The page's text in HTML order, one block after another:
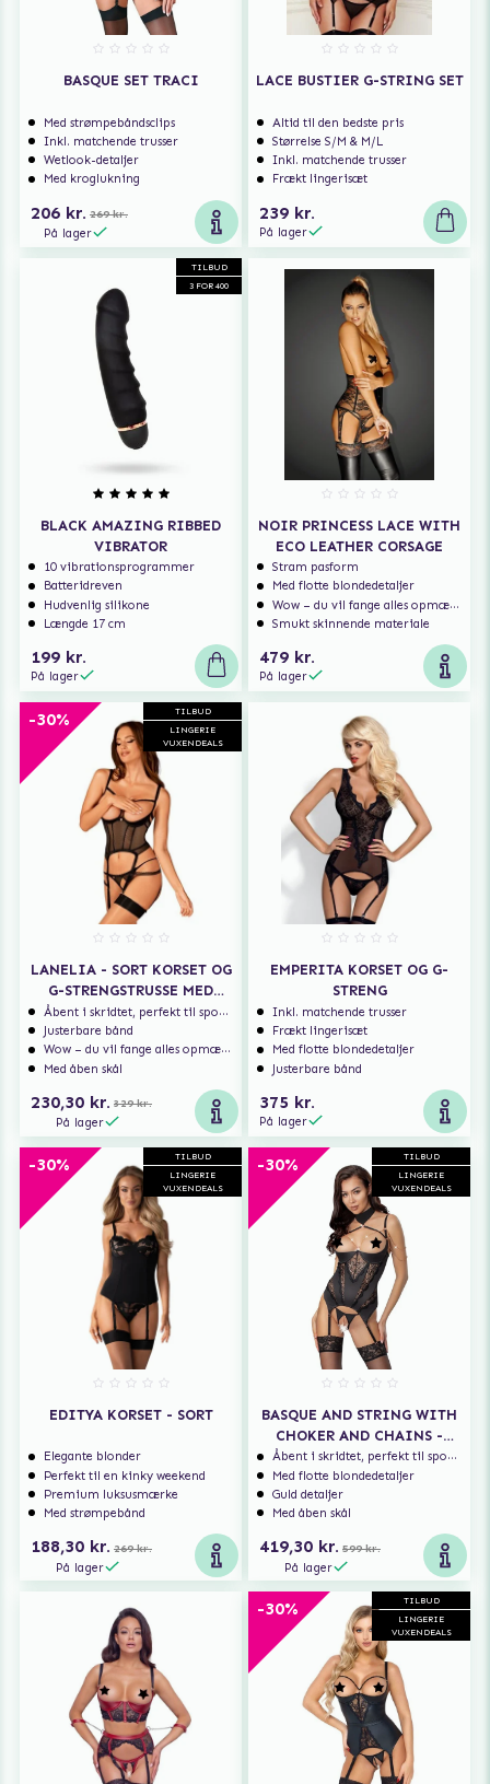
BASQUE SET TRACI
Med strømpebåndsclips
Inkl. matchende trusser
Wetlook-detaljer
Med kroglukning
206 kr. 269 kr.
På lager
LACE BUSTIER G-STRING SET
Altid til den bedste pris
Størrelse S/M & M/L
Inkl. matchende trusser
Frækt lingerisæt
239 kr.
På lager
TILBUD
3 FOR 400
BLACK AMAZING RIBBED
VIBRATOR
10 vibrationsprogrammer
Batteridreven
Hudvenlig silikone
Længde 17 cm
199 kr.
På lager
NOIR PRINCESS LACE WITH
ECO LEATHER CORSAGE
Stram pasform
Med flotte blondedetaljer
Wow – du vil fange alles opmærksomhed
Smukt skinnende materiale
479 kr.
På lager
TILBUD
LINGERIE
VUXENDEALS
-30%
LANELIA - SORT KORSET OG
G-STRENGSTRUSSE MED
ÅBENT SKRIDT
Åbent i skridtet, perfekt til spontan sex
Justerbare bånd
Wow – du vil fange alles opmærksomhed
Med åben skål
230,30 kr. 329 kr.
På lager
EMPERITA KORSET OG G-
STRENG
Inkl. matchende trusser
Frækt lingerisæt
Med flotte blondedetaljer
Justerbare bånd
375 kr.
På lager
TILBUD
LINGERIE
VUXENDEALS
-30%
EDITYA KORSET - SORT
Elegante blonder
Perfekt til en kinky weekend
Premium luksusmærke
Med strømpebånd
188,30 kr. 269 kr.
På lager
TILBUD
LINGERIE
VUXENDEALS
-30%
BASQUE AND STRING WITH
CHOKER AND CHAINS -
BLACK
Åbent i skridtet, perfekt til spontan sex
Med flotte blondedetaljer
Guld detaljer
Med åben skål
419,30 kr. 599 kr.
På lager
TILBUD
LINGERIE
VUXENDEALS
-30%